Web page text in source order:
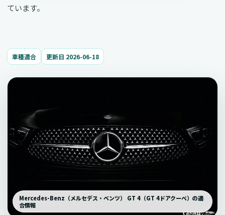
ています。
車種適合 更新日 2026-06-18
Mercedes-Benz（メルセデス・ベンツ） GT 4（GT 4ドアクーペ）の適
合情報